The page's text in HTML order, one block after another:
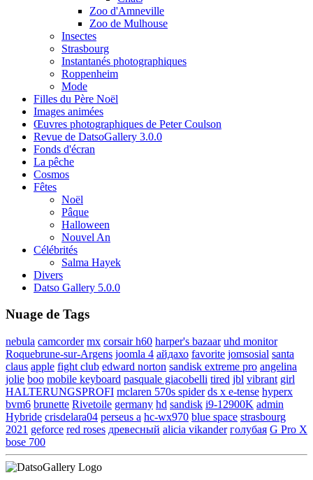
Zoo d'Amneville
Zoo de Mulhouse
Insectes
Strasbourg
Instantanés photographiques
Roppenheim
Mode
Filles du Père Noël
Images animées
Œuvres photographiques de Peter Coulson
Revue de DatsoGallery 3.0.0
Fonds d'écran
La pêche
Cosmos
Fêtes
Noël
Pâque
Halloween
Nouvel An
Célébrités
Salma Hayek
Divers
Datso Gallery 5.0.0
Nuage de Tags
nebula camcorder mx corsair h60 harper's bazaar uhd monitor
Roquebrune-sur-Argens joomla 4 айдахо favorite jomsosial santa
claus apple fight club edward norton sandisk extreme pro angelina
jolie boo mobile keyboard pasquale giacobelli tired jbl vibrant girl
HALTERUNGSPROFI mclaren 570s spider ds x e-tense hyperx
bvm6 brunette Rivetoile germany hd sandisk i9-12900K admin
Hybride crisdelara04 perseus a hc-wx970 blue space strasbourg
2021 geforce red roses древесный alicia vikander голубая G Pro X
bose 700